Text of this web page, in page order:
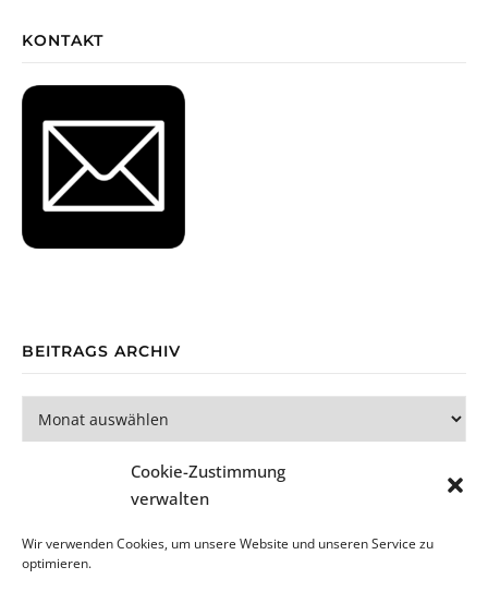
Cookie-Zustimmung
verwalten
Wir verwenden Cookies, um unsere Website und unseren Service zu
optimieren.
KONTAKT
BEITRAGS ARCHIV
Beitrags Archiv